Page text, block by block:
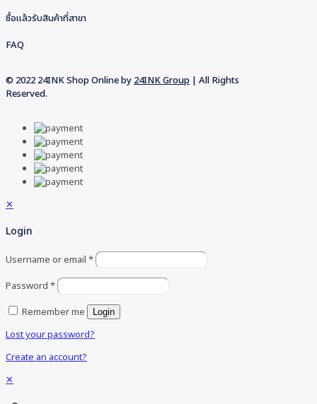
ซื้อแล้วรับสินค้าที่สาขา
FAQ
© 2022 24INK Shop Online by 24INK Group | All Rights
Reserved.
✕
Login
Username or email *
Password *
Remember me
Login
Lost your password?
Create an account?
✕